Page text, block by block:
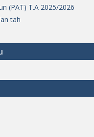
(PAT) T.A 2025/2026
tah